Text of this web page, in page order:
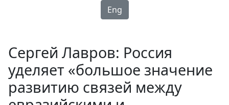
Eng
Сергей Лавров: Россия
уделяет «большое значение
развитию связей между